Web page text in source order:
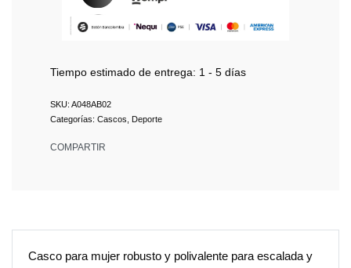
Tiempo estimado de entrega: 1 - 5 días
A048AB02
Categorías: Cascos Deporte
COMPARTIR
Casco para mujer robusto y polivalente para escalada y